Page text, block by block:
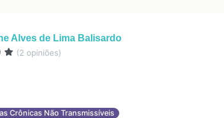
Alves de Lima Balisardo
(2 opiniões)
Crônicas Não Transmissíveis